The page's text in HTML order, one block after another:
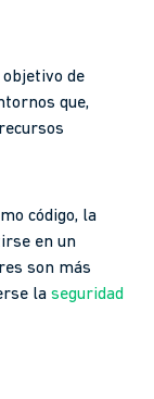
objetivo de
que,
código, la
en un
son más
la seguridad